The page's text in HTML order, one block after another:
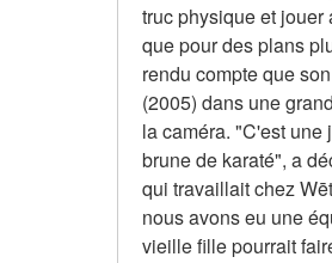
truc physique et
que pour des plans
rendu compte que
(2005) dans une
la caméra. "C'est
brune de karaté", a
qui travaillait chez
nous avons eu une
vieille fille pourrait